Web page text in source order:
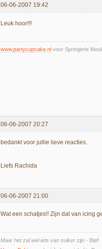
06-06-2007 19:42
Leuk hoor!!!
www.partycupcake.nl voor Springerle
06-06-2007 20:27
bedankt voor jullie lieve reacties.
Liefs Rachida
06-06-2007 21:00
Wat een schatjes!! Zijn dat van icing
Maar het zal wel iets van suiker zijn - Bløf